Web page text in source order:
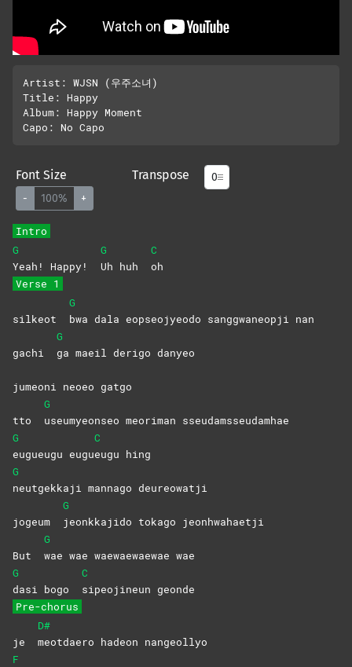
Artist: WJSN (우주소녀)
Title: Happy
Album: Happy Moment
Font Size
- 100% +
Transpose
Intro
G
Yeah! Happy!
G
Uh huh
C
oh
Verse 1
silkeot
G
bwa dala eopseojyeodo sanggwaneopji nan
gachi
G
ga maeil derigo danyeo
jumeoni neoeo gatgo
tto
G
useumyeonseo meoriman sseudamsseudamhae
G
eugueugu eugu
C
eugu hing
G
neutgekkaji mannago deureowatji
jogeum
G
jeonkkajido tokago jeonhwahaetji
But
G
wae wae waewaewaewae wae
G
dasi bogo
C
sipeojineun geonde
Pre-chorus
je
D#
meotdaero hadeon nangeollyo
F